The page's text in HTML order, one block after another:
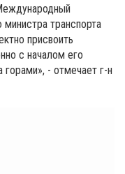
транспорта
присвоить
с началом его
горами», - отмечает г-н